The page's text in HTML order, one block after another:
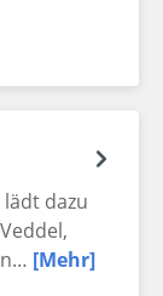
dazu
[Mehr]